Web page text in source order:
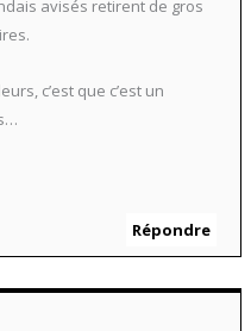
avisés retirent de gros
c’est que c’est un
Répondre